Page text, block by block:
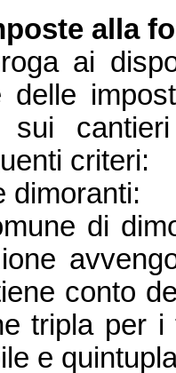
alla
ai
delle
sui
criteri:
dimoranti:
di
conto
tripla per
e